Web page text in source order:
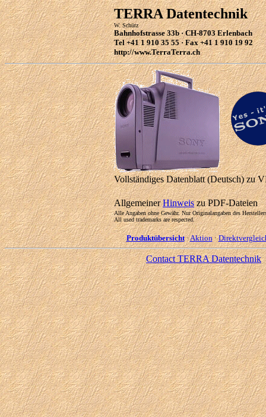
TERRA Datentechnik
W. Schütz
Bahnhofstrasse 33b · CH-8703 Erlenbach
Tel +41 1 910 35 55 · Fax +41 1 910 19 92
http://www.TerraTerra.ch
Vollständiges Datenblatt (Deutsch) zu
AllgemeinerHinweiszu PDF-Dateien
Alle Angaben ohne Gewähr. Nur Originalangaben des
All used trademarks are respected.
Produktübersicht·Aktion·
Contact TERRA Datentechnik-